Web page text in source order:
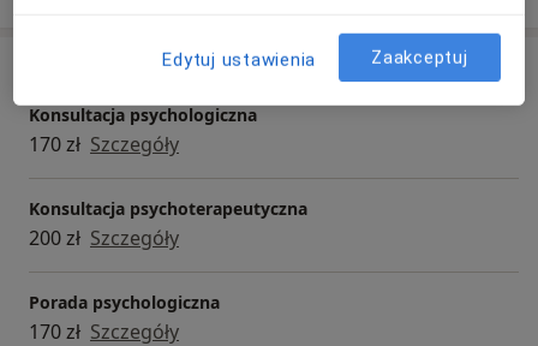
Konsultacja psychologiczna
170 zł Szczegóły
Konsultacja psychoterapeutyczna
200 zł Szczegóły
Porada psychologiczna
170 zł Szczegóły
Edytuj ustawienia Zaakceptuj